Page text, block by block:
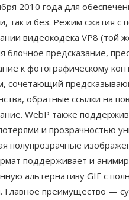
2010 года для
так и без. Режим сжатия с
видеокодека VP8 (той
блочное предсказание,
к фотографическому
сочетающий
обратные ссылки на
WebP также
и прозрачностью
полупрозрачные
поддерживает и
альтернативу GIF с
Главное преимущество —